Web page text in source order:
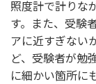
照度計で計りな
す。また、受験
アに近すぎない
ど、受験者が勉
に細かい箇所に